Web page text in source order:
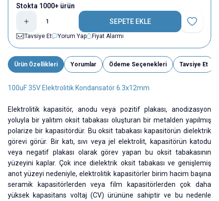
Stokta 1000+ ürün
SEPETE EKLE
Favoriye
Tavsiye Et
Yorum Yap Fiyat Alarmı
Ürün Özellikleri Yorumlar Ödeme Seçenekleri Tavsiye Et
100uF 35V Elektrolitik Kondansatör 6.3x12mm
Elektrolitik kapasitör, anodu veya pozitif plakası, anodizasyon
yoluyla bir yalıtım oksit tabakası oluşturan bir metalden yapılmış
polarize bir kapasitördür. Bu oksit tabakası kapasitörün dielektrik
görevi görür. Bir katı, sıvı veya jel elektrolit, kapasitörün katodu
veya negatif plakası olarak görev yapan bu oksit tabakasının
yüzeyini kaplar. Çok ince dielektrik oksit tabakası ve genişlemiş
anot yüzeyi nedeniyle, elektrolitik kapasitörler birim hacim başına
seramik kapasitörlerden veya film kapasitörlerden çok daha
yüksek kapasitans voltaj (CV) ürününe sahiptir ve bu nedenle